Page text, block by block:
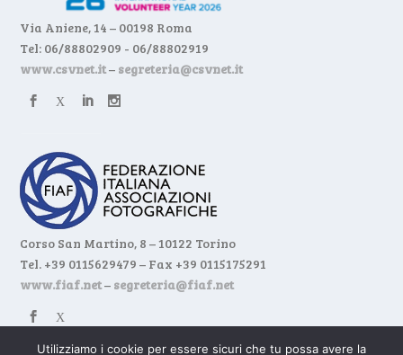
Via Aniene, 14 – 00198 Roma
Tel: 06/88802909 - 06/88802919
www.csvnet.it– segreteria@csvnet.it
Corso San Martino, 8 – 10122 Torino
Tel. +39 0115629479 – Fax +39 0115175291
www.fiaf.net– segreteria@fiaf.net
Utilizziamo i cookie per essere sicuri che tu possa avere la